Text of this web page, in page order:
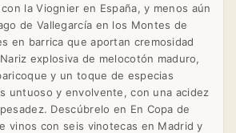
la Viognier en España, y menos aún
de Vallegarcía en los Montes de
en barrica que aportan cremosidad
explosiva de melocotón maduro,
y un toque de especias
untuoso y envolvente, con una acidez
Descúbrelo en En Copa de
vinos con seis vinotecas en Madrid y